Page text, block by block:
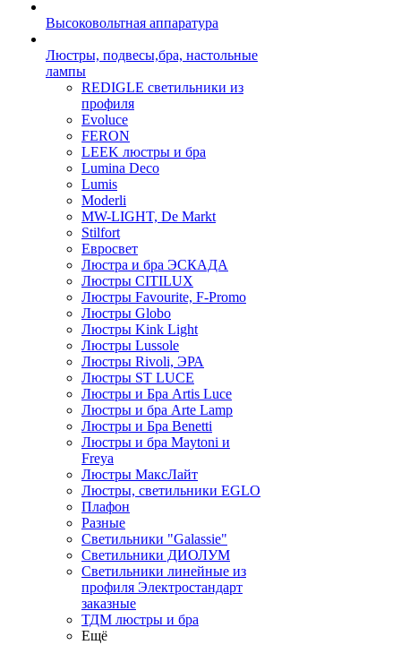
Высоковольтная аппаратура
Люстры, подвесы,бра, настольные
лампы
REDIGLE светильники из
профиля
Evoluce
FERON
LEEK люстры и бра
Lumina Deco
Lumis
Moderli
MW-LIGHT, De Markt
Stilfort
Евросвет
Люстра и бра ЭСКАДА
Люстры CITILUX
Люстры Favourite, F-Promo
Люстры Globo
Люстры Kink Light
Люстры Lussole
Люстры Rivoli, ЭРА
Люстры ST LUCE
Люстры и Бра Artis Luce
Люстры и бра Arte Lamp
Люстры и Бра Benetti
Люстры и бра Maytoni и
Freya
Люстры МаксЛайт
Люстры, светильники EGLO
Плафон
Разные
Светильники "Galassie"
Светильники ДИОЛУМ
Светильники линейные из
профиля Электростандарт
заказные
ТДМ люстры и бра
Ещё